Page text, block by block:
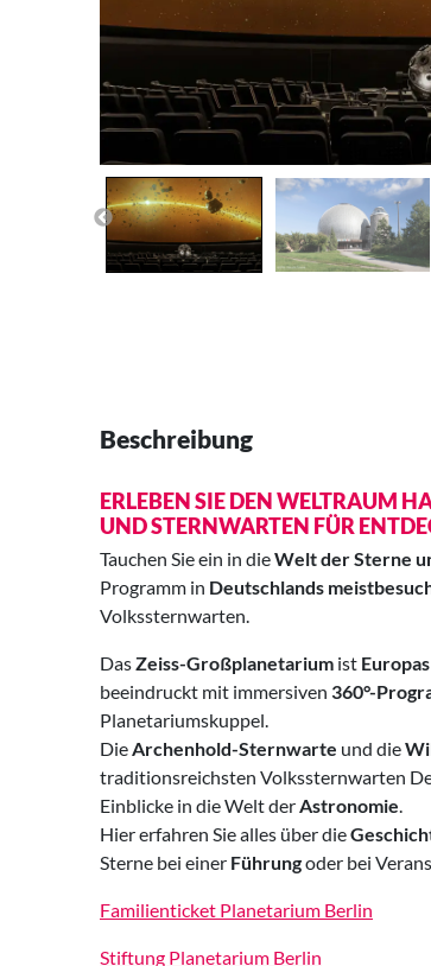
Beschreibung
ERLEBEN SIE DEN WELTRAUM
UND STERNWARTEN FÜR
Tauchen Sie ein in dieWelt der Sterne
Programm in Deutschlands
Volkssternwarten.
DasZeiss-Großplanetarium ist
beeindruckt mit immersiven 360°-
Planetariumskuppel.
DieArchenhold-Sternwarte und die
traditionsreichsten Volkssternwarten
Einblicke in die Welt derAstronomie.
Hier erfahren Sie alles über die
Sterne bei einer Führungoder bei
Familienticket Planetarium Berlin
Stiftung Planetarium Berlin